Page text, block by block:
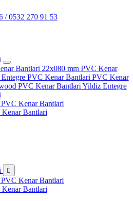
/ 0532 270 91 53
Bantlari 22x080 mm PVC Kenar
PVC Kenar Bantlari PVC Kenar
PVC Kenar Bantlari Yildiz Entegre
Kenar Bantlari
Bantlari

Kenar Bantlari
Bantlari